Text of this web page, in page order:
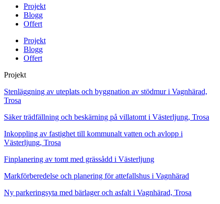
Projekt
Blogg
Offert
Projekt
Blogg
Offert
Projekt
Stenläggning av uteplats och byggnation av stödmur i Vagnhärad,
Trosa
Säker trädfällning och beskärning på villatomt i Västerljung, Trosa
Inkoppling av fastighet till kommunalt vatten och avlopp i
Västerljung, Trosa
Finplanering av tomt med grässådd i Västerljung
Markförberedelse och planering för attefallshus i Vagnhärad
Ny parkeringsyta med bärlager och asfalt i Vagnhärad, Trosa